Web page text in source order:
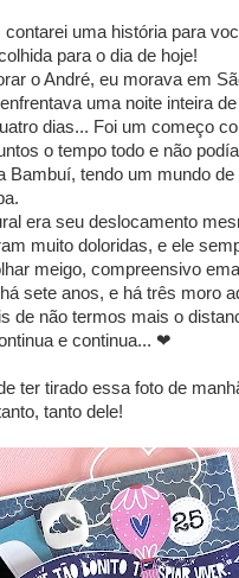
uma história para
para o dia de hoje!
o André, eu morava em
uma noite inteira
dias... Foi um começo
o tempo todo e não
Bambuí, tendo um mundo
era seu deslocamento
muito doloridas, e ele
meigo, compreensivo
sete anos, e há três moro
de não termos mais o
e continua... ❤
ter tirado essa foto de
tanto dele!